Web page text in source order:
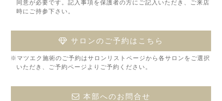
同意が必要です。記入事項を保護者の方にご記入いただき、ご来店
時にご持参下さい。
サロンのご予約はこちら
※マツエク施術のご予約はサロンリストページから各サロンをご選択
いただき、ご予約ページよりご予約ください。
本部へのお問合せ